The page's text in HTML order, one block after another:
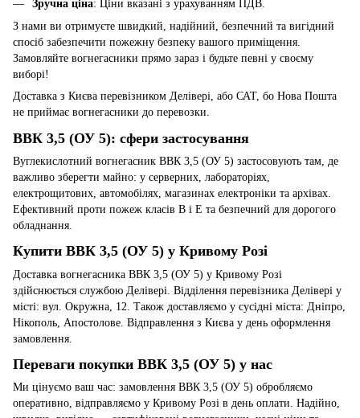
Зручна ціна: Ціни вказані з урахуванням ПДВ.
З нами ви отримуєте швидкий, надійний, безпечний та вигідний
спосіб забезпечити пожежну безпеку вашого приміщення.
Замовляйте вогнегасники прямо зараз і будьте певні у своєму
виборі!
Доставка з Києва перевізником Делівері, або САТ, бо Нова Пошта
не приймає вогнегасники до перевозки.
ВВК 3,5 (ОУ 5): сфери застосування
Вуглекислотний вогнегасник ВВК 3,5 (ОУ 5) застосовують там, де
важливо зберегти майно: у серверних, лабораторіях,
електрощитових, автомобілях, магазинах електроніки та архівах.
Ефективний проти пожеж класів B і E та безпечний для дорогого
обладнання.
Купити ВВК 3,5 (ОУ 5) у Кривому Розі
Доставка вогнегасника ВВК 3,5 (ОУ 5) у Кривому Розі
здійснюється службою Делівері. Відділення перевізника Делівері у
місті: вул. Окружна, 12. Також доставляємо у сусідні міста: Дніпро,
Нікополь, Апостолове. Відправлення з Києва у день оформлення
замовлення.
Переваги покупки ВВК 3,5 (ОУ 5) у нас
Ми цінуємо ваш час: замовлення ВВК 3,5 (ОУ 5) обробляємо
оперативно, відправляємо у Кривому Розі в день оплати. Надійно,